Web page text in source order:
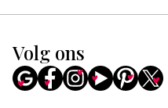
Volg ons